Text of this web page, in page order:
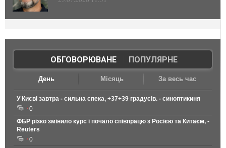
ОБГОВОРЮВАНЕ| ПОПУЛЯРНЕ
День Місяць За весь час
У Києві завтра - сильна спека, +37+39 градусів. - синоптикиня
0
ФБР різко змінило курс і почало співпрацю з Росією та Китаєм, -
Reuters
0